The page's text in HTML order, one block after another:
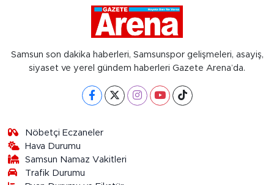
Samsun son dakika haberleri, Samsunspor gelişmeleri, asayiş,
siyaset ve yerel gündem haberleri Gazete Arena’da.
Nöbetçi Eczaneler
Hava Durumu
Samsun Namaz Vakitleri
Trafik Durumu